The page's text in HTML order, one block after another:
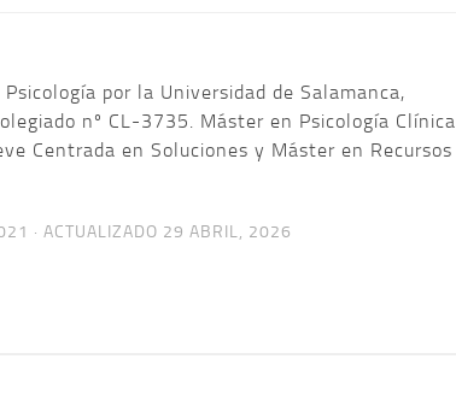
por la Universidad de Salamanca,
nº CL-3735. Máster en Psicología Clínica
Centrada en Soluciones y Máster en Recursos
· ACTUALIZADO 29 ABRIL, 2026